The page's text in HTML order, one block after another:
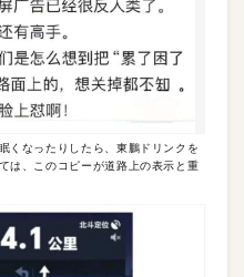
くなったりしたら、東鵬ドリンクを
は、このコピーが道路上の表示と重